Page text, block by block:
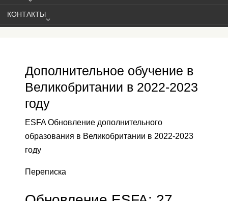
КОНТАКТЫ
Дополнительное обучение в
Великобритании в 2022-2023
году
ESFA Обновление дополнительного
образования в Великобритании в 2022-2023
году
Переписка